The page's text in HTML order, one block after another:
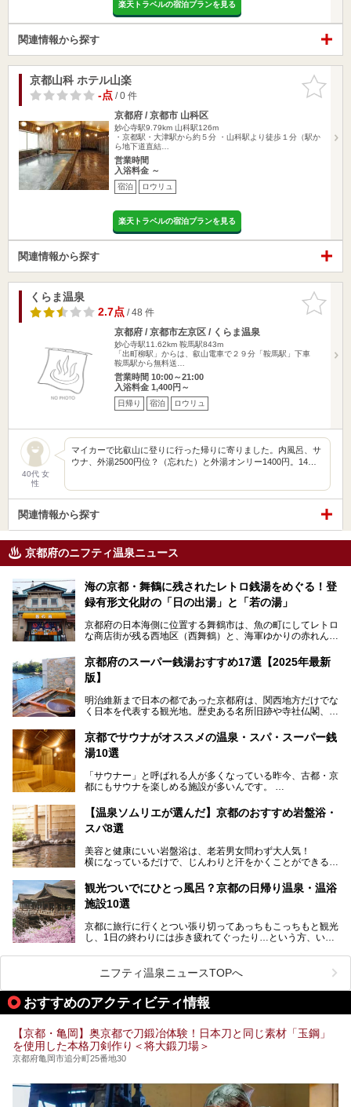
楽天トラベルの宿泊プランを見る
関連情報から探す
お気に入
りに追加
京都山科 ホテル山楽
-点/ 0 件
京都府 / 京都市 山科区
妙心寺駅9.79km 山科駅126m
・京都駅・大津駅から約５分 ・山科駅より徒歩１分（駅か
ら地下道直結…
営業時間
入浴料金 ～
宿泊 ロウリュ
楽天トラベルの宿泊プランを見る
関連情報から探す
お気に入
りに追加
くらま温泉
2.7点/ 48 件
京都府 / 京都市左京区 / くらま温泉
妙心寺駅11.62km 鞍馬駅843m
「出町柳駅」からは、叡山電車で２９分「鞍馬駅」下車
鞍馬駅から無料送…
営業時間 10:00～21:00
入浴料金 1,400円～
日帰り 宿泊 ロウリュ
40代 女
性
マイカーで比叡山に登りに行った帰りに寄りました。内風呂、サ
ウナ、外湯2500円位？（忘れた）と外湯オンリー1400円。14…
関連情報から探す
京都府のニフティ温泉ニュース
海の京都・舞鶴に残されたレトロ銭湯をめぐる！登
録有形文化財の「日の出湯」と「若の湯」
京都府の日本海側に位置する舞鶴市は、魚の町にしてレトロ
な商店街が残る西地区（西舞鶴）と、海軍ゆかりの赤れんが
ます。今回案内するのは西地区に今も残る2軒の銭湯「日の
出湯」と「若の湯」。いずれも国の登録有形文化財に指定さ
れた歴史ある建物でありながら、今も現役のお風呂屋さんで
漁師町や商店街で働く人々を支えてきたこの2軒の銭湯とと
ます。
───
この記事は京都府舞鶴市のPR記事です。
京都府のスーパー銭湯おすすめ17選【2025年最新
版】
明治維新まで日本の都であった京都府は、関西地方だけでな
く日本を代表する観光地。歴史ある名所旧跡や寺社仏閣、そ
今回は、そんな京都府で2025年現在おすすめのスーパー銭
湯を紹介します。
部でレジャー気分を満喫できる温泉施設まで、好みのスーパ
ー銭湯を探してみてくださいね。
京都でサウナがオススメの温泉・スパ・スーパー銭
湯10選
「サウナー」と呼ばれる人が多くなっている昨今、古都・京
都にもサウナを楽しめる施設が多いんです。
自分の好きなサウナを探すのもいいですが、さまざまなサウ
ナを体感してみたいですよね。
のある温浴施設を紹介します。
ウナを楽しみましょう！
【温泉ソムリエが選んだ】京都のおすすめ岩盤浴・
スパ8選
美容と健康にいい岩盤浴は、老若男女問わず大人気！
横になっているだけで、じんわりと汗をかくことができるの
地元の方はもちろん、旅先としても人気の京都。
観光のついでに岩盤浴のある温泉に浸かってリフレッシュす
今回は京都にある岩盤浴のある施設をピックアップしてご紹
観光ついでにひとっ風呂？京都の日帰り温泉・温浴
施設10選
京都に旅行に行くとつい張り切ってあっちもこっちもと観光
し、1日の終わりには歩き疲れてぐったり…という方、いま
そんな疲れた身体には温泉です！京都には、市内にも郊外に
も素晴らしい温泉がたくさんあります。そこで、日帰り利用
できるおすすめの温泉・温浴施設をまとめてみました。
ニフティ温泉ニュースTOPへ
おすすめのアクティビティ情報
【京都・亀岡】奥京都で刀鍛冶体験！日本刀と同じ素材「玉鋼」
を使用した本格刀剣作り＜将大鍛刀場＞
京都府亀岡市追分町25番地30